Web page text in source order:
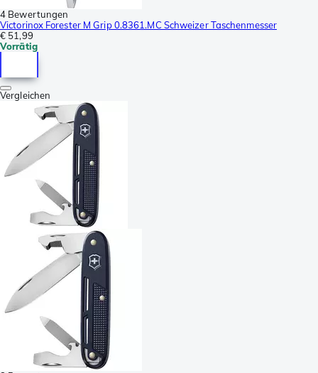
4 Bewertungen
Victorinox Forester M Grip 0.8361.MC Schweizer Taschenmesser
€ 51,99
Vorrätig
Vergleichen